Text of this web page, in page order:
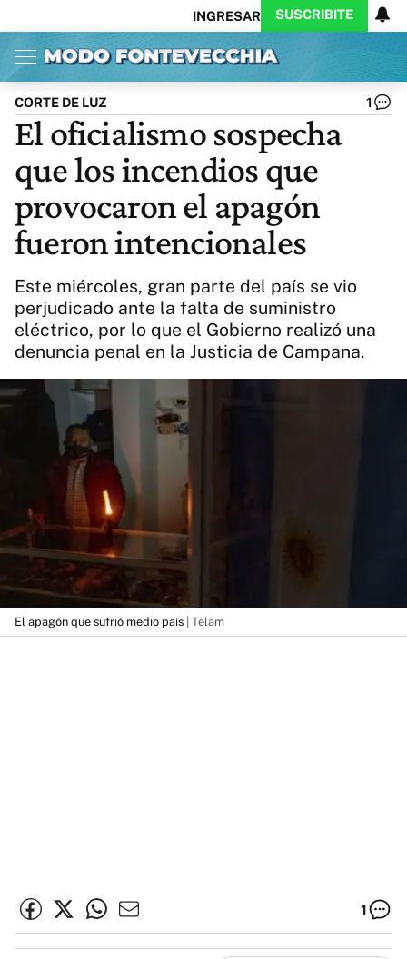
INGRESAR SUSCRIBITE
Inicio Ahora
Opinión
Política
Ciencia
Cultura
Arte
Educación
Internacional
CARAS
Exitoina
Turismo
Videos
Córdoba
Reperfilar
Business
Noticias
Caras
Diario del Juicio
Actualidad
CORTE DE LUZ 1
El oficialismo sospecha
que los incendios que
provocaron el apagón
fueron intencionales
Este miércoles, gran parte del país se vio
perjudicado ante la falta de suministro
eléctrico, por lo que el Gobierno realizó una
denuncia penal en la Justicia de Campana.
El apagón que sufrió medio país | Telam
1